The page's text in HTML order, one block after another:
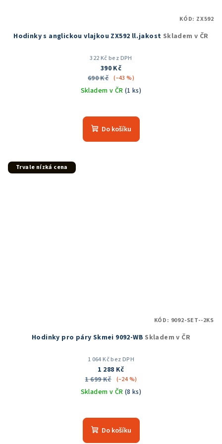
Hodinky s anglickou vlajkou ZX592 ll.jakost Skladem v ČR
322 Kč bez DPH
390 Kč
690 Kč (–43 %)
Skladem v ČR (1 ks)
hodnocení
produktu
Do košíku
KÓD: ZX592
Trvale nízká cena
Hodinky pro páry Skmei 9092-WB Skladem v ČR
1 064 Kč bez DPH
1 288 Kč
1 699 Kč
(–24 %)
Skladem v ČR (8 ks)
hodnocení
produktu
Do košíku
KÓD: 9092-SET--2KS